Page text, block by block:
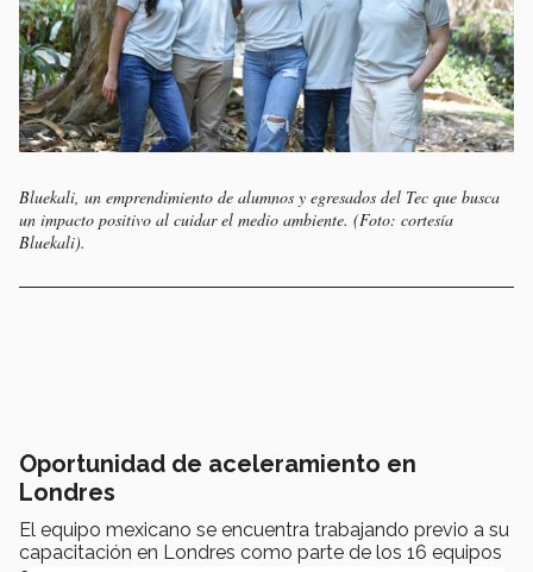
Bluekali, un emprendimiento de alumnos y egresados del Tec que busca
un impacto positivo al cuidar el medio ambiente. (Foto: cortesía
Bluekali).
Oportunidad de aceleramiento en
Londres
El equipo mexicano se encuentra trabajando previo a su
capacitación en Londres como parte de los 16 equipos